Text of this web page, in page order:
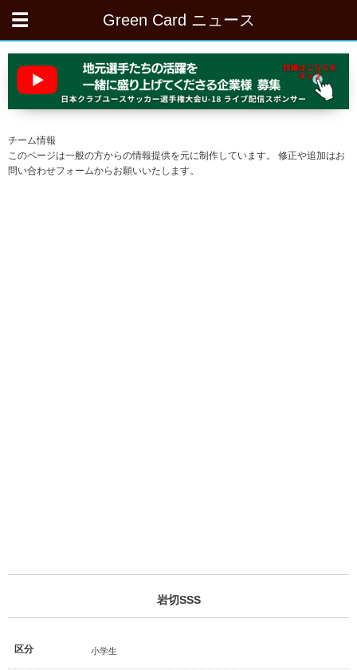
Green Card ニュース
チーム情報
このページは一般の方からの情報提供を元に制作しています。 修正や追加はお
問い合わせフォームからお願いいたします。
岩切SSS
区分 小学生